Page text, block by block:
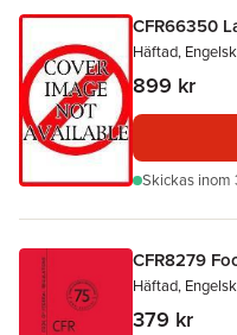
CFR66350
Häftad,
899 kr
Skickas inom
CFR8279
Häftad,
379 kr